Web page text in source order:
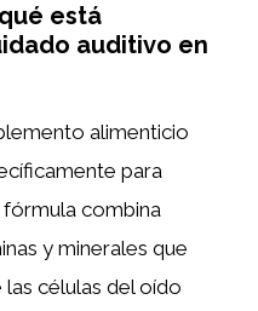
está
auditivo en
alimenticio
para
fórmula combina
y minerales que
células del oído